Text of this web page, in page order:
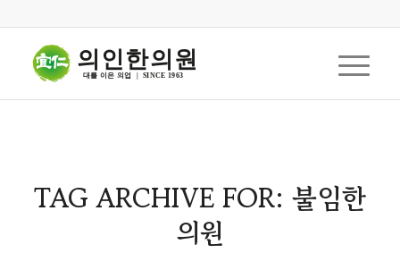
의인한의원
대를 이은 의업  |  SINCE 1963
TAG ARCHIVE FOR: 불임한
의원